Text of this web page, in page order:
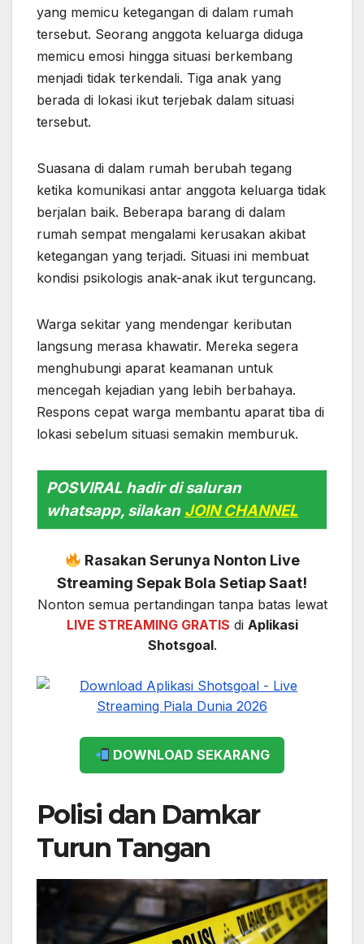
yang memicu ketegangan di dalam rumah
tersebut. Seorang anggota keluarga diduga
memicu emosi hingga situasi berkembang
menjadi tidak terkendali. Tiga anak yang
berada di lokasi ikut terjebak dalam situasi
tersebut.
Suasana di dalam rumah berubah tegang
ketika komunikasi antar anggota keluarga tidak
berjalan baik. Beberapa barang di dalam
rumah sempat mengalami kerusakan akibat
ketegangan yang terjadi. Situasi ini membuat
kondisi psikologis anak-anak ikut terguncang.
Warga sekitar yang mendengar keributan
langsung merasa khawatir. Mereka segera
menghubungi aparat keamanan untuk
mencegah kejadian yang lebih berbahaya.
Respons cepat warga membantu aparat tiba di
lokasi sebelum situasi semakin memburuk.
POSVIRAL hadir di saluran
whatsapp, silakan JOIN CHANNEL
Rasakan Serunya Nonton Live
Streaming Sepak Bola Setiap Saat!
Nonton semua pertandingan tanpa batas lewat
LIVE STREAMING GRATIS di Aplikasi
Shotsgoal.
DOWNLOAD SEKARANG
Polisi dan Damkar
Turun Tangan